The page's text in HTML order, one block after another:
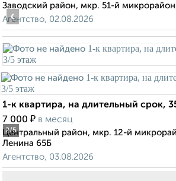
Заводский район, мкр. 51-й
Агентство, 02.08.2026
2/5
‹
1-к квартира, на длительный срок,
7 000 ₽ в месяц
Центральный район, мкр. 12-й
Ленина 65Б
Агентство, 03.08.2026